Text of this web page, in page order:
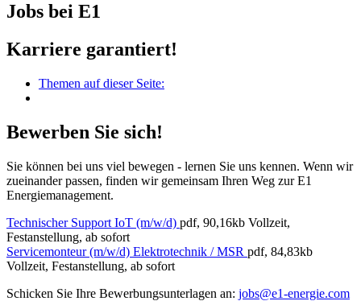
Jobs bei E1
Karriere garantiert!
Themen auf dieser Seite:
Bewerben Sie sich!
Sie können bei uns viel bewegen - lernen Sie uns kennen. Wenn wir
zueinander passen, finden wir gemeinsam Ihren Weg zur E1
Energiemanagement.
Technischer Support IoT (m/w/d) pdf, 90,16kb Vollzeit,
Festanstellung, ab sofort
Servicemonteur (m/w/d) Elektrotechnik / MSR pdf, 84,83kb
Vollzeit, Festanstellung, ab sofort
Schicken Sie Ihre Bewerbungsunterlagen an: jobs@e1-energie.com